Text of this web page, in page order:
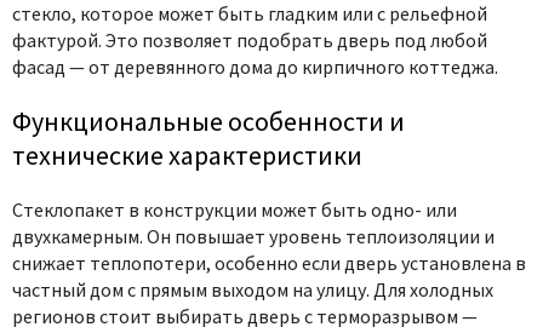
стекло, которое может быть гладким или с рельефной
фактурой. Это позволяет подобрать дверь под любой
фасад — от деревянного дома до кирпичного коттеджа.
Функциональные особенности и
технические характеристики
Стеклопакет в конструкции может быть одно- или
двухкамерным. Он повышает уровень теплоизоляции и
снижает теплопотери, особенно если дверь установлена в
частный дом с прямым выходом на улицу. Для холодных
регионов стоит выбирать дверь с терморазрывом —